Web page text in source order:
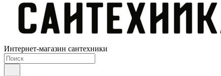
Интернет-магазин сантехники